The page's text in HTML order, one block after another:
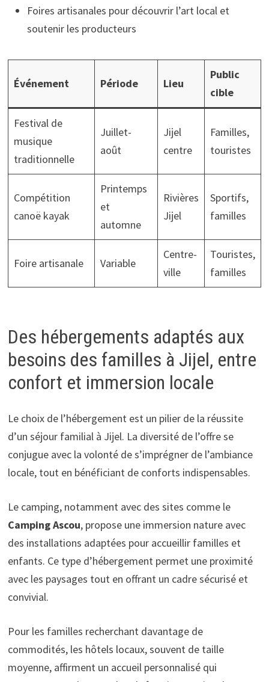
Foires artisanales pour découvrir l’art local et
soutenir les producteurs
Événement Période Lieu
Public
cible
Festival de
musique
traditionnelle
Juillet-
août
Jijel
centre
Familles,
touristes
Compétition
canoë kayak
Printemps
et
automne
Rivières
Jijel
Sportifs,
familles
Foire artisanale Variable
Centre-
ville
Touristes,
familles
Des hébergements adaptés aux
besoins des familles à Jijel, entre
confort et immersion locale
Le choix de l’hébergement est un pilier de la réussite
d’un séjour familial à Jijel. La diversité de l’offre se
conjugue avec la volonté de s’imprégner de l’ambiance
locale, tout en bénéficiant de conforts indispensables.
Le camping, notamment avec des sites comme le
Camping Ascou, propose une immersion nature avec
des installations adaptées pour accueillir familles et
enfants. Ce type d’hébergement permet une proximité
avec les paysages tout en offrant un cadre sécurisé et
convivial.
Pour les familles recherchant davantage de
commodités, les hôtels locaux, souvent de taille
moyenne, affirment un accueil personnalisé qui